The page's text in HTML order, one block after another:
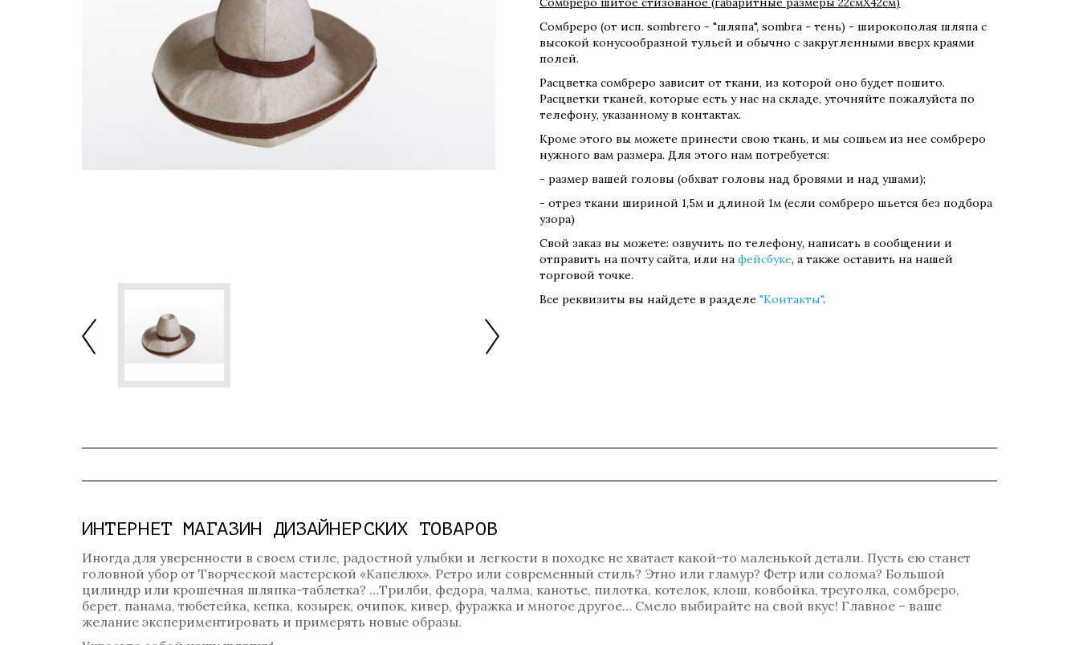
Сомбреро (от исп. sombrero - "шляпа", sombra - тень) - широкополая шляпа с
высокой конусообразной тульей и обычно с закругленными вверх краями
полей.
Расцветка сомбреро зависит от ткани, из которой оно будет пошито.
Расцветки тканей, которые есть у нас на складе, уточняйте пожалуйста по
телефону, указанному в контактах.
Кроме этого вы можете принести свою ткань, и мы сошьем из нее сомбреро
нужного вам размера. Для этого нам потребуется:
- размер вашей головы (обхват головы над бровями и над ушами);
- отрез ткани шириной 1,5м и длиной 1м (если сомбреро шьется без подбора
узора)
Свой заказ вы можете: озвучить по телефону, написать в сообщении и
отправить на почту сайта, или на фейсбуке, а также оставить на нашей
торговой точке.
Все реквизиты вы найдете в разделе "Контакты".
ИНТЕРНЕТ МАГАЗИН ДИЗАЙНЕРСКИХ ТОВАРОВ
Иногда для уверенности в своем стиле, радостной улыбки и легкости в походке не хватает какой-то маленькой детали. Пусть ею станет
головной убор от Творческой мастерской «Капелюх». Ретро или современный стиль? Этно или гламур? Фетр или солома? Большой
цилиндр или крошечная шляпка-таблетка? …Трилби, федора, чалма, канотье, пилотка, котелок, клош, ковбойка, треуголка, сомбреро,
берет, панама, тюбетейка, кепка, козырек, очипок, кивер, фуражка и многое другое… Смело выбирайте на свой вкус! Главное – ваше
желание экспериментировать и примерять новые образы.